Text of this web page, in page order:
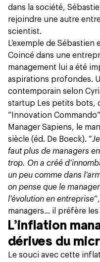
dans la société,
rejoindre une autre
scientist.
L’exemple de
Coincé dans une
management lui a été
aspirations profondes.
contemporain selon
startup Les petits bots,
”Innovation
Manager Sapiens, le
siècle (éd. De Boeck). “
faut plus de managers
trop. On a créé
un peu comme dans
on pense que le
l’évolution en entreprise
managers… il préfère les
L’inflation
dérives du
Le souci avec cette